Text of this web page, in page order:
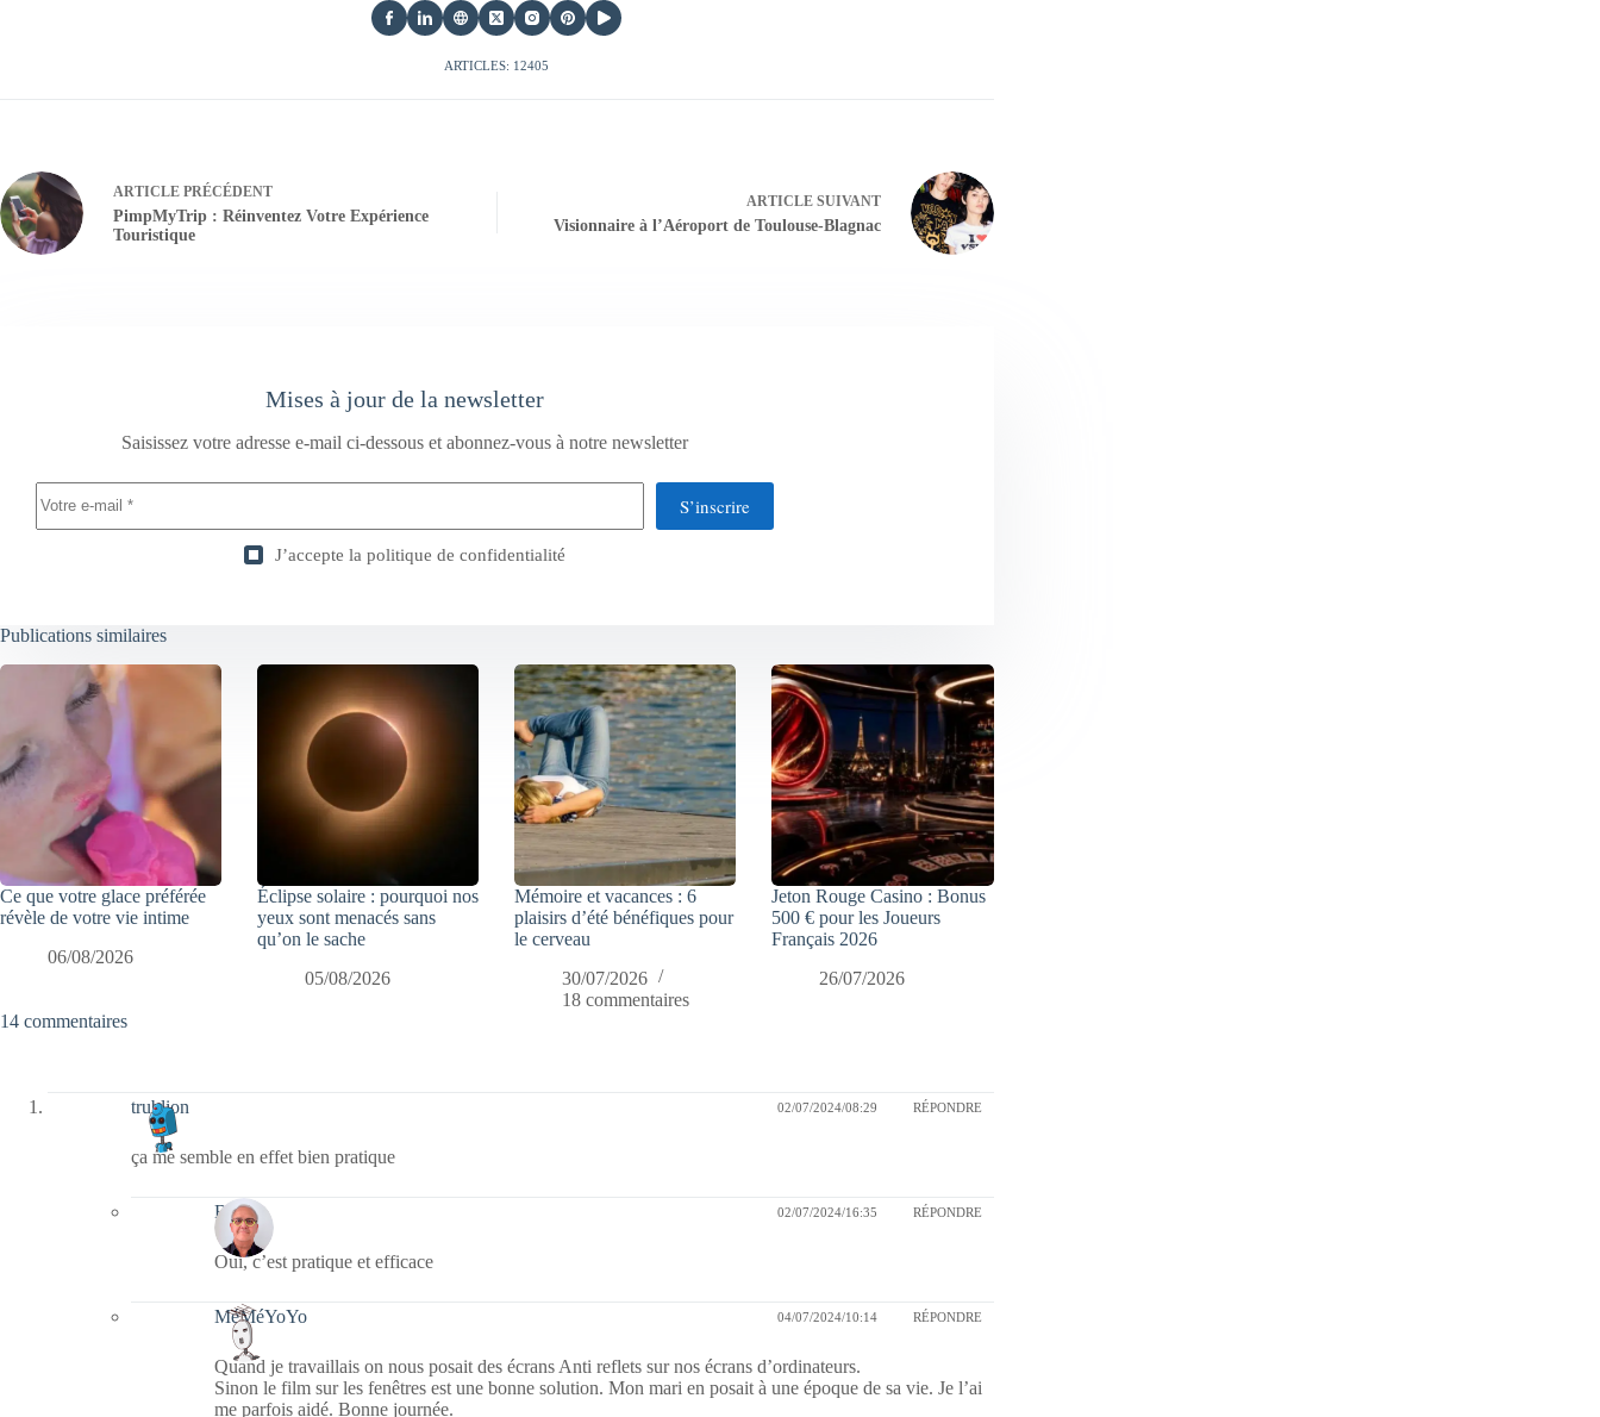
ARTICLES: 12405
ARTICLE PRÉCÉDENT
PimpMyTrip : Réinventez Votre Expérience
Touristique
ARTICLESUIVANT
Visionnaire à l’Aéroport de Toulouse-Blagnac
Mises à jour de la newsletter
Saisissez votre adresse e-mail ci-dessous et abonnez-vous à notre newsletter
S’inscrire
J’accepte la politique de confidentialité
Publications similaires
Ce que votre glace préférée
révèle de votre vie intime
06/08/2026
Éclipse solaire : pourquoi nos
yeux sont menacés sans
qu’on le sache
05/08/2026
Mémoire et vacances : 6
plaisirs d’été bénéfiques pour
le cerveau
30/07/2026
18 commentaires
Jeton Rouge Casino : Bonus
500 € pour les Joueurs
Français 2026
26/07/2026
14 commentaires
trublion 02/07/2024/08:29 RÉPONDRE
ça me semble en effet bien pratique
Bernie 02/07/2024/16:35 RÉPONDRE
Oui, c’est pratique et efficace
MéMéYoYo 04/07/2024/10:14 RÉPONDRE
Quand je travaillais on nous posait des écrans Anti reflets sur nos écrans d’ordinateurs.
Sinon le film sur les fenêtres est une bonne solution. Mon mari en posait à une époque de sa vie. Je l’ai
me parfois aidé. Bonne journée.